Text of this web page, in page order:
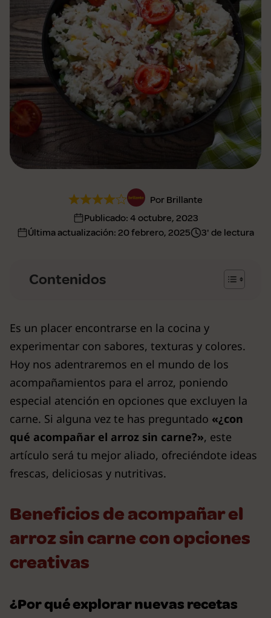
Por Brillante
Publicado: 4 octubre, 2023
Última actualización: 20 febrero, 2025 3' de lectura
Contenidos
Es un placer encontrarse en la cocina y
experimentar con sabores, texturas y colores.
Hoy nos adentraremos en el mundo de los
acompañamientos para el arroz, poniendo
especial atención en opciones que excluyen la
carne. Si alguna vez te has preguntado «¿con
qué acompañar el arroz sin carne?», este
artículo será tu mejor aliado, ofreciéndote ideas
frescas, deliciosas y nutritivas.
Beneficios de acompañar el
arroz sin carne con opciones
creativas
¿Por qué explorar nuevas recetas